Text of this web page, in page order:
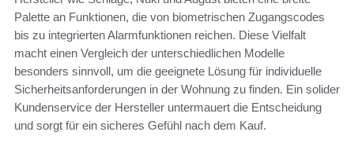
Palette an Funktionen, die von biometrischen Zugangscodes
bis zu integrierten Alarmfunktionen reichen. Diese Vielfalt
macht einen Vergleich der unterschiedlichen Modelle
besonders sinnvoll, um die geeignete Lösung für individuelle
Sicherheitsanforderungen in der Wohnung zu finden. Ein solider
Kundenservice der Hersteller untermauert die Entscheidung
und sorgt für ein sicheres Gefühl nach dem Kauf.